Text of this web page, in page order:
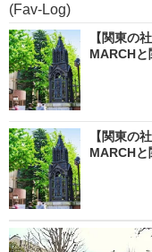
(Fav-Log)
【関東の
MARCHと
【関東の
MARCHと